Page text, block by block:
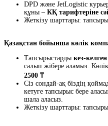
DPD және JetLogistic
құны – КҚ тарифтеріне
Жеткізу шарттары:
Қазақстан бойынша көлік
Тапсырыстарды кез-
салып жібере аламыз.
2500 ₸
Сіз сондай-ақ біздің
кетуге тапсырыс бере
шала аласыз.
Жеткізу шарттары: